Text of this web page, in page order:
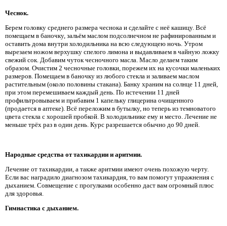
Чеснок.
Берем головку среднего размера чеснока и сделайте с неё кашицу. Всё
помещаем в баночку, зальём маслом подсолнечном не рафинированным и
оставить дома внутри холодильника на всю следующею ночь. Утром
вырезаем ножом верхушку спелого лимона и выдавливаем в чайную ложку
свежий сок. Добавим чуток чесночного масла. Масло делаем таким
образом. Очистим 2 чесночные головки, порежем их на кусочки маленьких
размеров. Помещаем в баночку из любого стекла и заливаем маслом
растительным (около половины стакана). Банку храним на солнце 11 дней,
при этом перемешиваем каждый день. По истечении 11 дней
профильтровываем и прибавим 1 капельку глицерина очищенного
(продается в аптеке). Всё переложим в бутылку, но теперь из темноватого
цвета стекла с хорошей пробкой. В холодильнике ему и место. Лечение не
меньше трёх раз в один день. Курс разрешается обычно до 90 дней.
Народные средства от тахикардии и аритмии.
Лечение от тахикардии, а также аритмии имеют очень похожую черту.
Если вас наградило диагнозом тахикардия, то вам помогут упражнения с
дыханием. Совмещение с прогулками особенно даст вам огромный плюс
для здоровья.
Гимнастика с дыханием.